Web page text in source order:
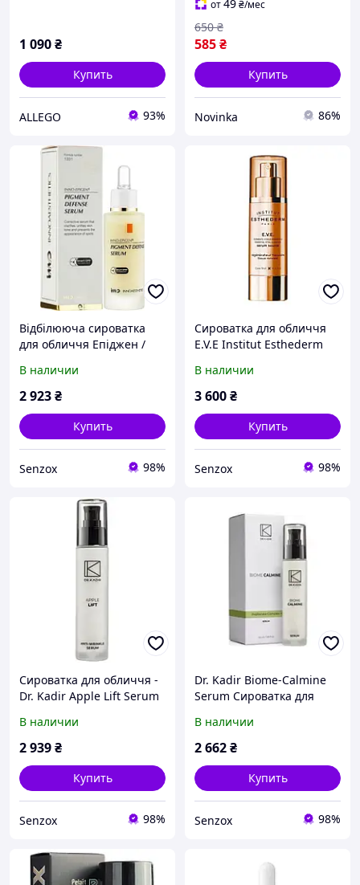
1 090₴
Купить
ALLEGO 93%
от49₴/мес
585₴
650 ₴
Купить
Novinka 86%
Відбілююча сироватка
для обличчя Епіджен /
Serum / Innoaesthetics
30мл
В наличии
2 923₴
Купить
Senzox 98%
Сироватка для обличчя
E.V.E Institut Esthederm
В наличии
3 600₴
Купить
Senzox 98%
Сироватка для обличчя -
Dr. Kadir Apple Lift Serum
В наличии
2 939₴
Купить
Senzox 98%
Dr. Kadir Biome-Calmine
Serum Сироватка для
В наличии
2 662₴
Купить
Senzox 98%